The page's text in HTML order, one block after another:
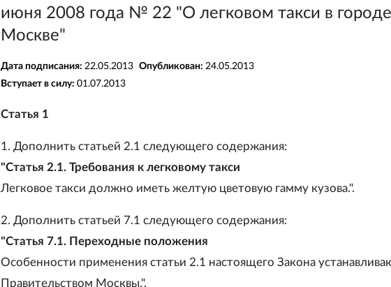
июня 2008 года № 22 "О легковом такси в городе
Москве"
Дата подписания: 22.05.2013 Опубликован: 24.05.2013
Вступает в силу: 01.07.2013
Статья 1
1. Дополнить статьей 2.1 следующего содержания:
"Статья 2.1. Требования к легковому такси
Легковое такси должно иметь желтую цветовую гамму кузова.".
2. Дополнить статьей 7.1 следующего содержания:
"Статья 7.1. Переходные положения
Особенности применения статьи 2.1 настоящего Закона
Правительством Москвы.".